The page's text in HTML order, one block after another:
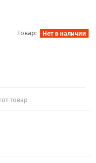
Товар: Нет в наличии
товар